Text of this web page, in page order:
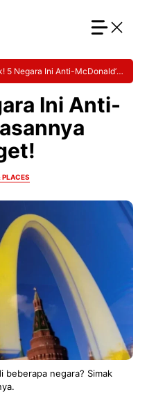
5 Negara Ini Anti-McDonald’s,
Ini Anti-
PLACES
beberapa negara? Simak